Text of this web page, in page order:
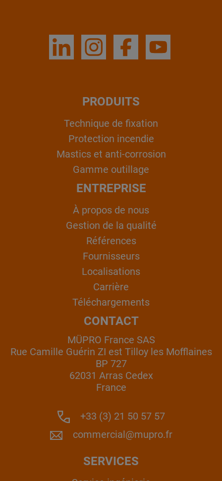
PRODUITS
Technique de fixation
Protection incendie
Mastics et anti-corrosion
Gamme outillage
ENTREPRISE
À propos de nous
Gestion de la qualité
Références
Fournisseurs
Localisations
Carrière
Téléchargements
CONTACT
MÜPRO France SAS
Rue Camille Guérin ZI est Tilloy les Mofflaines
BP 727
62031 Arras Cedex
France
+33 (3) 21 50 57 57
commercial@mupro.fr
SERVICES